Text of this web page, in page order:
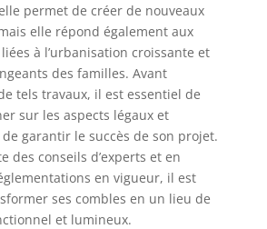
permet de créer de nouveaux
elle répond également aux
à l’urbanisation croissante et
des familles. Avant
tels travaux, il est essentiel de
sur les aspects légaux et
garantir le succès de son projet.
des conseils d’experts et en
en vigueur, il est
ses combles en un lieu de
et lumineux.